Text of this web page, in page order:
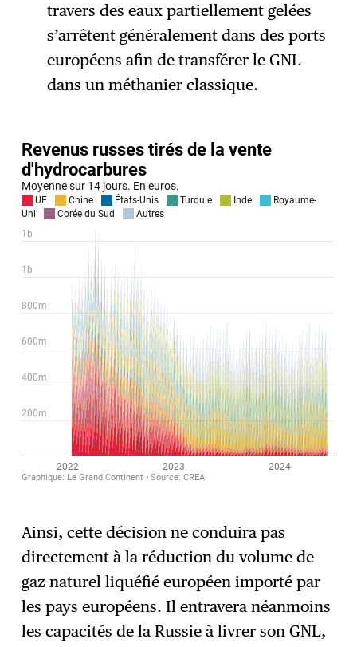
travers des eaux partiellement gelées
s’arrêtent généralement dans des ports
européens afin de transférer le GNL
dans un méthanier classique.
Ainsi, cette décision ne conduira pas
directement à la réduction du volume de
gaz naturel liquéfié européen importé par
les pays européens. Il entravera néanmoins
les capacités de la Russie à livrer son GNL,